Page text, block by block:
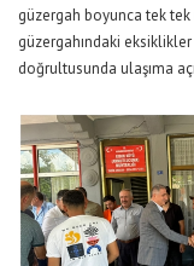
güzergah boyunca tek
güzergahındaki
doğrultusunda ulaşıma